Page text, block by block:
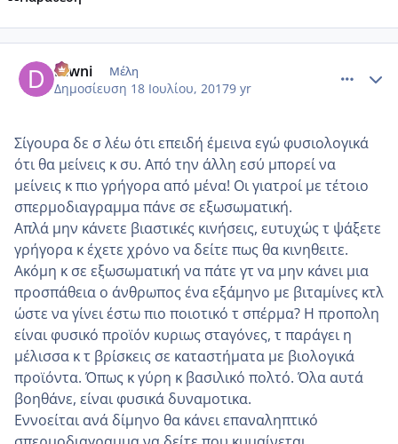
Diwni Μέλη
Δημοσίευση 18 Ιουλίου, 20179 yr
Σίγουρα δε σ λέω ότι επειδή έμεινα εγώ φυσιολογικά
ότι θα μείνεις κ συ. Από την άλλη εσύ μπορεί να
μείνεις κ πιο γρήγορα από μένα! Οι γιατροί με τέτοιο
σπερμοδιαγραμμα πάνε σε εξωσωματική.
Απλά μην κάνετε βιαστικές κινήσεις, ευτυχώς τ ψάξετε
γρήγορα κ έχετε χρόνο να δείτε πως θα κινηθειτε.
Ακόμη κ σε εξωσωματική να πάτε γτ να μην κάνει μια
προσπάθεια ο άνθρωπος ένα εξάμηνο με βιταμίνες κτλ
ώστε να γίνει έστω πιο ποιοτικό τ σπέρμα? Η προπολη
είναι φυσικό προϊόν κυριως σταγόνες, τ παράγει η
μέλισσα κ τ βρίσκεις σε καταστήματα με βιολογικά
προϊόντα. Όπως κ γύρη κ βασιλικό πολτό. Όλα αυτά
βοηθάνε, είναι φυσικά δυναμοτικα.
Εννοείται ανά δίμηνο θα κάνει επαναληπτικό